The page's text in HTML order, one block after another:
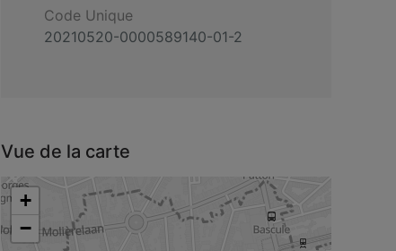
Code Unique
20210520-0000589140-01-2
Vue de la carte